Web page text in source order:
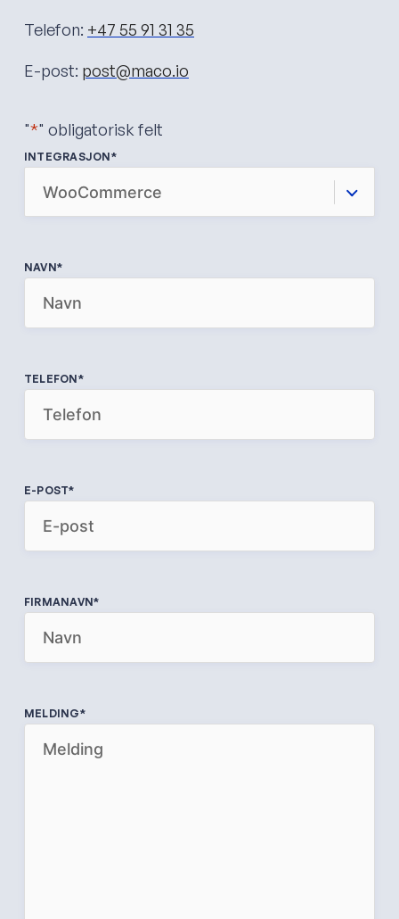
Telefon: +47 55 91 31 35
E-post: post@maco.io
"*" obligatorisk felt
INTEGRASJON*
NAVN*
TELEFON*
E-POST*
FIRMANAVN*
MELDING*